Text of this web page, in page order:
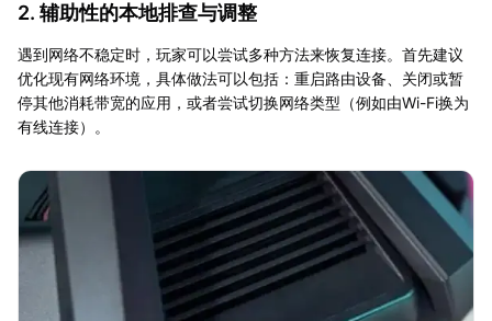
2. 辅助性的本地排查与调整
遇到网络不稳定时，玩家可以尝试多种方法来恢复连接。首先建议
优化现有网络环境，具体做法可以包括：重启路由设备、关闭或暂
停其他消耗带宽的应用，或者尝试切换网络类型（例如由Wi-Fi换为
有线连接）。